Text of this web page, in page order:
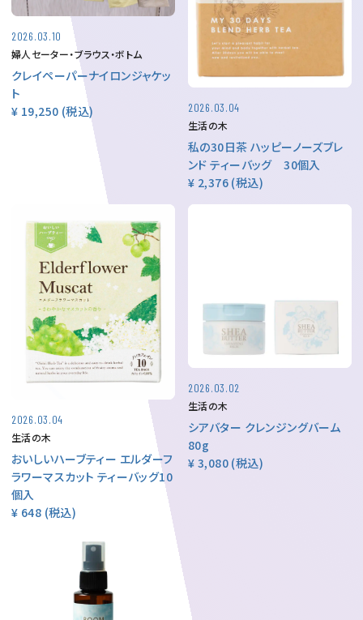
2026.03.10
婦人セーター・ブラウス・ボトム
クレイペーパーナイロンジャケッ
ト
¥ 19,250 (税込)
2026.03.04
生活の木
私の30日茶 ハッピーノーズブレ
ンド ティーバッグ 30個入
¥ 2,376 (税込)
2026.03.04
生活の木
おいしいハーブティー エルダーフ
ラワーマスカット ティーバッグ10
個入
¥ 648 (税込)
2026.03.02
生活の木
シアバター クレンジングバーム
80g
¥ 3,080 (税込)